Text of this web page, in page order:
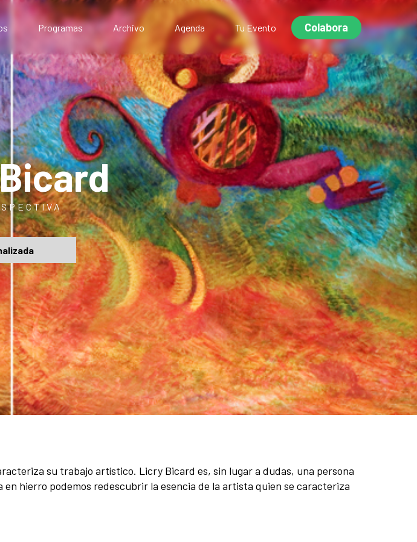
Programas
Comunitario
Público
Educativo
Archivo Agenda Tu Evento Colabora
su trabajo artístico. Licry Bicard es, sin lugar a dudas, una persona
hierro podemos redescubrir la esencia de la artista quien se caracteriza